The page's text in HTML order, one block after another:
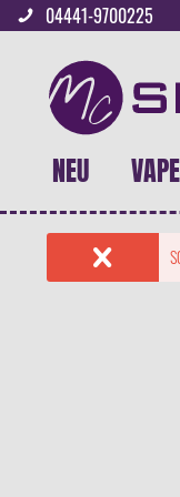
04441-9700225
NEU